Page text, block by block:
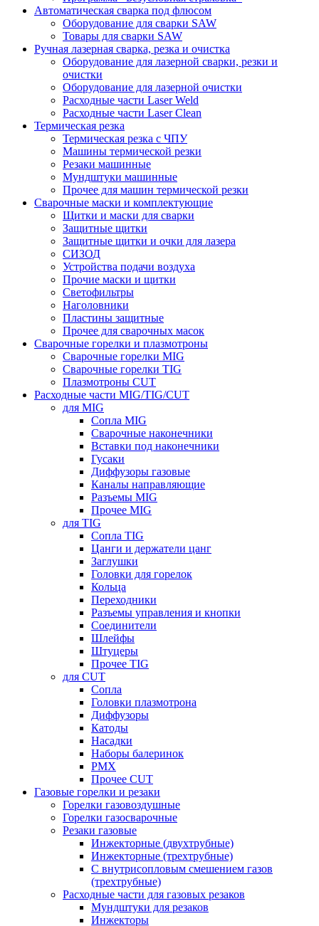
Автоматическая сварка под флюсом
Оборудование для сварки SAW
Товары для сварки SAW
Ручная лазерная сварка, резка и очистка
Оборудование для лазерной сварки, резки и
очистки
Оборудование для лазерной очистки
Расходные части Laser Weld
Расходные части Laser Clean
Термическая резка
Термическая резка с ЧПУ
Машины термической резки
Резаки машинные
Мундштуки машинные
Прочее для машин термической резки
Сварочные маски и комплектующие
Щитки и маски для сварки
Защитные щитки
Защитные щитки и очки для лазера
СИЗОД
Устройства подачи воздуха
Прочие маски и щитки
Светофильтры
Наголовники
Пластины защитные
Прочее для сварочных масок
Сварочные горелки и плазмотроны
Сварочные горелки MIG
Сварочные горелки TIG
Плазмотроны CUT
Расходные части MIG/TIG/CUT
для MIG
Сопла MIG
Сварочные наконечники
Вставки под наконечники
Гусаки
Диффузоры газовые
Каналы направляющие
Разъемы MIG
Прочее MIG
для TIG
Сопла TIG
Цанги и держатели цанг
Заглушки
Головки для горелок
Кольца
Переходники
Разъемы управления и кнопки
Соединители
Шлейфы
Штуцеры
Прочее TIG
для CUT
Сопла
Головки плазмотрона
Диффузоры
Катоды
Насадки
Наборы балеринок
PMX
Прочее CUT
Газовые горелки и резаки
Горелки газовоздушные
Горелки газосварочные
Резаки газовые
Инжекторные (двухтрубные)
Инжекторные (трехтрубные)
С внутрисопловым смешением газов
(трехтрубные)
Расходные части для газовых резаков
Мундштуки для резаков
Инжекторы